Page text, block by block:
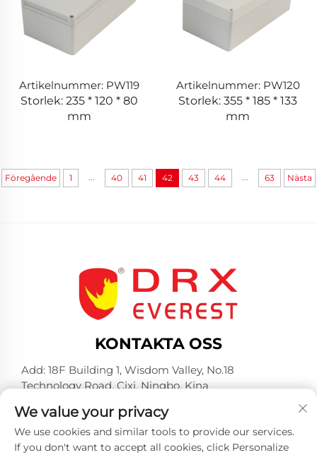
Artikelnummer: PW119
Storlek: 235 * 120 * 80
mm
Artikelnummer: PW120
Storlek: 355 * 185 * 133
mm
Föregående 1 ... 40 41 42 43 44 ... 63 Nästa
KONTAKTA OSS
Add: 18F Building 1, Wisdom Valley, No.18
Technology Road, Cixi, Ningbo, Kina
Tel: +86-574-23660321
E-post:[email protected]
We value your privacy
We use cookies and similar tools to provide our services.
If you don't want to accept all cookies, click Personalize